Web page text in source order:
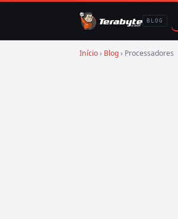
BLOG
Início› Blog› Processadores